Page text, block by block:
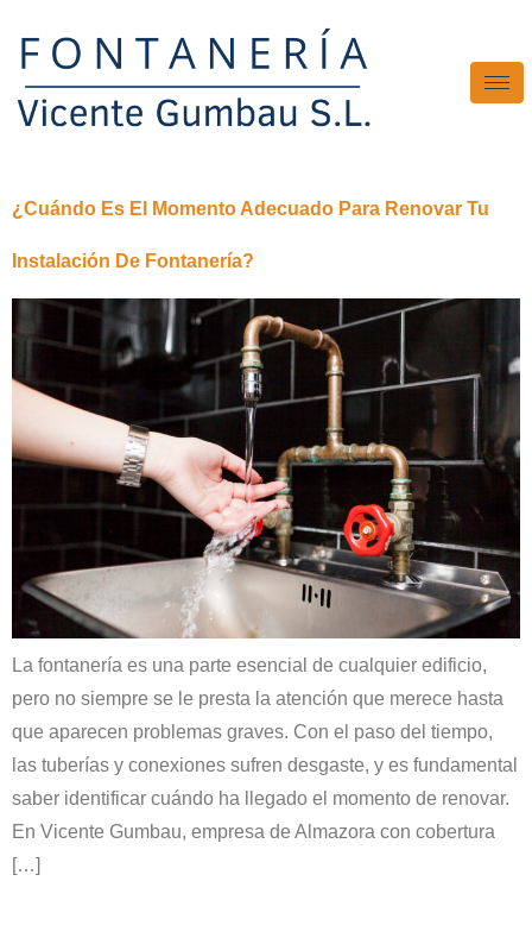
¿Cuándo Es El Momento Adecuado Para Renovar Tu
Instalación De Fontanería?
La fontanería es una parte esencial de cualquier edificio,
pero no siempre se le presta la atención que merece hasta
que aparecen problemas graves. Con el paso del tiempo,
las tuberías y conexiones sufren desgaste, y es fundamental
saber identificar cuándo ha llegado el momento de renovar.
En Vicente Gumbau, empresa de Almazora con cobertura
[…]